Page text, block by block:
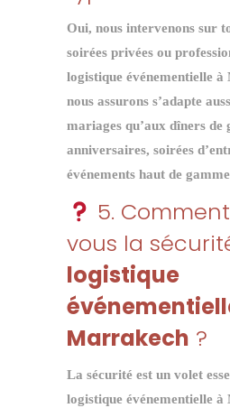
Oui, nous intervenons sur
soirées privées ou
logistique événementielle
nous assurons s’adapte
mariages qu’aux dîners de
anniversaires, soirées
événements haut de
5.
vous la
logistique
Marrakech ?
La sécurité est un volet
logistique événementielle